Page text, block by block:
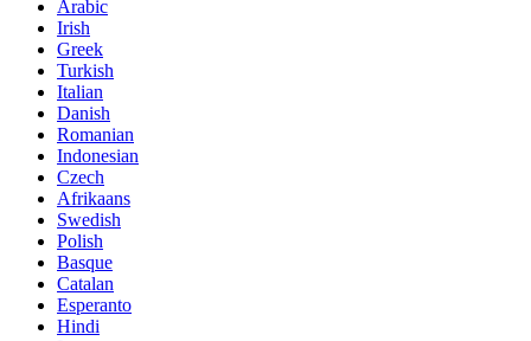
Arabic
Irish
Greek
Turkish
Italian
Danish
Romanian
Indonesian
Czech
Afrikaans
Swedish
Polish
Basque
Catalan
Esperanto
Hindi